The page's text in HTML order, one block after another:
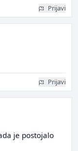
Prijavi
Prijavi
je postojalo